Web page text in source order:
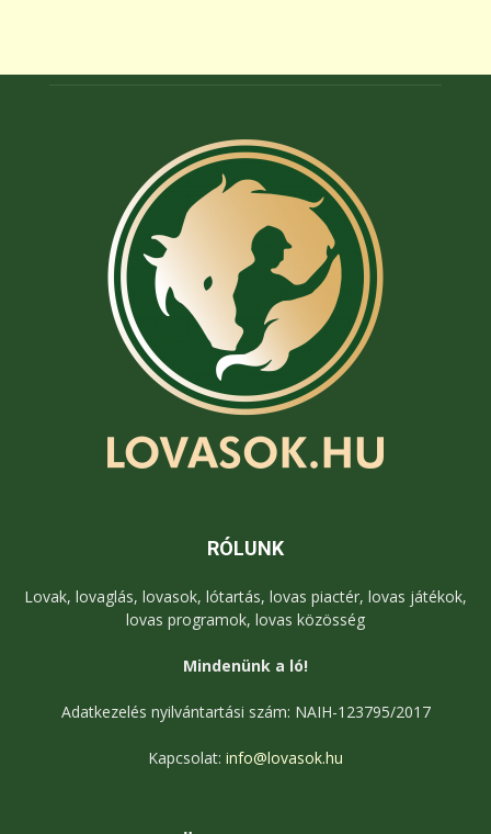
RÓLUNK
Lovak, lovaglás, lovasok, lótartás, lovas piactér, lovas játékok,
lovas programok, lovas közösség
Mindenünk a ló!
Adatkezelés nyilvántartási szám: NAIH-123795/2017
Kapcsolat: info@lovasok.hu